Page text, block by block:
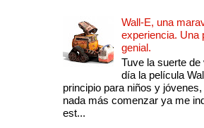
Wall-E, una
experiencia. Una
genial.
Tuve la suerte de
día la película
principio para niños y
nada más comenzar ya me
est...